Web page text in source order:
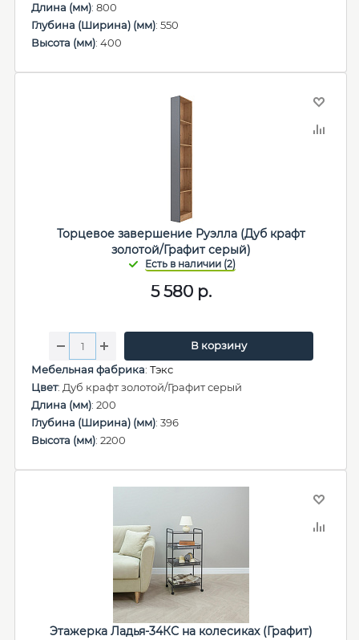
Длина (мм): 800
Глубина (Ширина) (мм): 550
Высота (мм): 400
Торцевое завершение Руэлла (Дуб крафт
золотой/Графит серый)
5 580 р.
В корзину
Мебельная фабрика: Тэкс
Цвет: Дуб крафт золотой/Графит серый
Длина (мм): 200
Глубина (Ширина) (мм): 396
Высота (мм): 2200
Этажерка Ладья-34КС на колесиках (Графит)